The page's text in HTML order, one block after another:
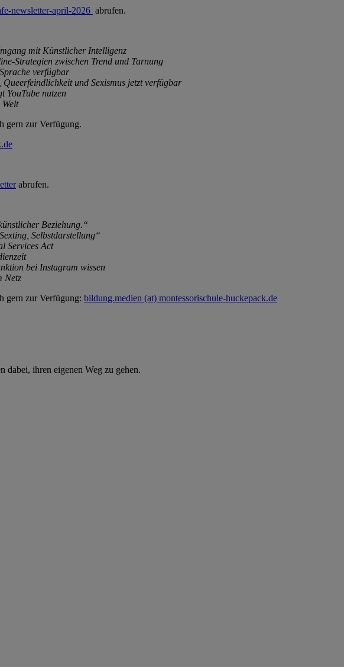
newsletter-april-2026 abrufen.
mit Künstlicher Intelligenz
Strategien zwischen Trend und Tarnung
verfügbar
und Sexismus jetzt verfügbar
YouTube nutzen
gern zur Verfügung.
abrufen.
Beziehung.“
Selbstdarstellung“
Services Act
bei Instagram wissen
Netz
gern zur Verfügung: bildung.medien (at) montessorischule-huckepack.de
dabei, ihren eigenen Weg zu gehen.